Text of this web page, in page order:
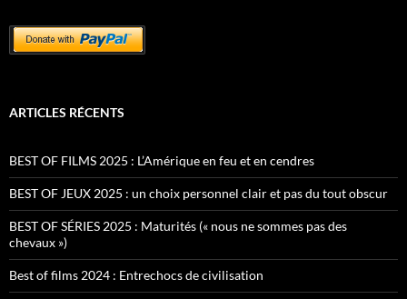
ARTICLES RÉCENTS
BEST OF FILMS 2025 : L’Amérique en feu et en cendres
BEST OF JEUX 2025 : un choix personnel clair et pas du tout obscur
BEST OF SÉRIES 2025 : Maturités (« nous ne sommes pas des
chevaux »)
Best of films 2024 : Entrechocs de civilisation